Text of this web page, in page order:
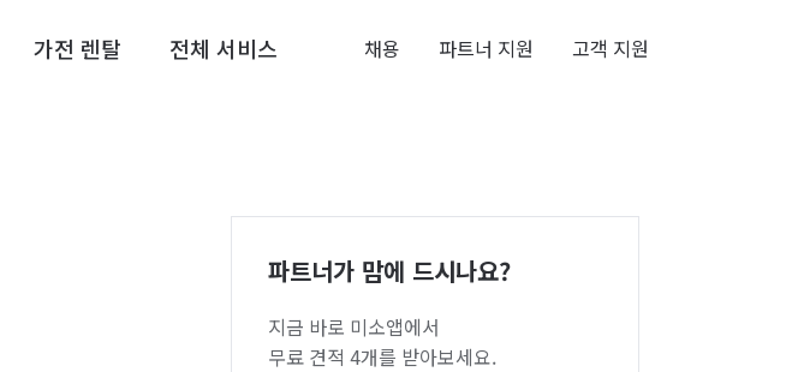
가전 렌탈 전체 서비스 채용 파트너 지원 고객 지원
파트너가 맘에 드시나요?
지금 바로 미소앱에서
무료 견적 4개를 받아보세요.